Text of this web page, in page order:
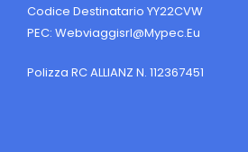
Codice Destinatario YY22CVW
PEC: Webviaggisrl@mypec.eu
Polizza RC ALLIANZ N. 112367451